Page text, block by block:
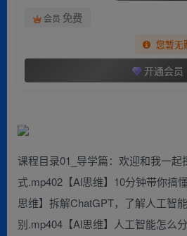
会员 免费
您暂无
开通会员
课程目录01_导学篇：欢迎和我一起
式.mp402【Al思维】10分钟带你搞
思维】拆解ChatGPT，了解人工智
别.mp404【Al思维】人工智能怎么